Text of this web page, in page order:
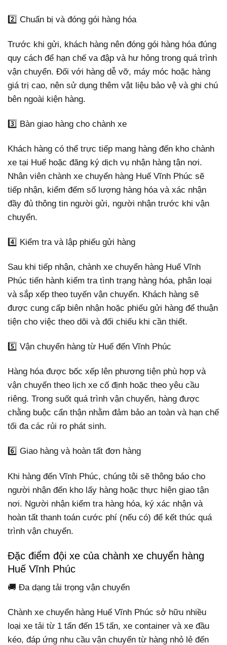
2️⃣ Chuẩn bị và đóng gói hàng hóa
Trước khi gửi, khách hàng nên đóng gói hàng hóa đúng
quy cách để hạn chế va đập và hư hỏng trong quá trình
vận chuyển. Đối với hàng dễ vỡ, máy móc hoặc hàng
giá trị cao, nên sử dụng thêm vật liệu bảo vệ và ghi chú
bên ngoài kiện hàng.
3️⃣ Bàn giao hàng cho chành xe
Khách hàng có thể trực tiếp mang hàng đến kho chành
xe tại Huế hoặc đăng ký dịch vụ nhận hàng tận nơi.
Nhân viên chành xe chuyển hàng Huế Vĩnh Phúc sẽ
tiếp nhận, kiểm đếm số lượng hàng hóa và xác nhận
đầy đủ thông tin người gửi, người nhận trước khi vận
chuyển.
4️⃣ Kiểm tra và lập phiếu gửi hàng
Sau khi tiếp nhận, chành xe chuyển hàng Huế Vĩnh
Phúc tiến hành kiểm tra tình trạng hàng hóa, phân loại
và sắp xếp theo tuyến vận chuyển. Khách hàng sẽ
được cung cấp biên nhận hoặc phiếu gửi hàng để thuận
tiện cho việc theo dõi và đối chiếu khi cần thiết.
5️⃣ Vận chuyển hàng từ Huế đến Vĩnh Phúc
Hàng hóa được bốc xếp lên phương tiện phù hợp và
vận chuyển theo lịch xe cố định hoặc theo yêu cầu
riêng. Trong suốt quá trình vận chuyển, hàng được
chằng buộc cẩn thận nhằm đảm bảo an toàn và hạn chế
tối đa các rủi ro phát sinh.
6️⃣ Giao hàng và hoàn tất đơn hàng
Khi hàng đến Vĩnh Phúc, chúng tôi sẽ thông báo cho
người nhận đến kho lấy hàng hoặc thực hiện giao tận
nơi. Người nhận kiểm tra hàng hóa, ký xác nhận và
hoàn tất thanh toán cước phí (nếu có) để kết thúc quá
trình vận chuyển.
Đặc điểm đội xe của chành xe chuyển hàng
Huế Vĩnh Phúc
🚚 Đa dạng tải trọng vận chuyển
Chành xe chuyển hàng Huế Vĩnh Phúc sở hữu nhiều
loại xe tải từ 1 tấn đến 15 tấn, xe container và xe đầu
kéo, đáp ứng nhu cầu vận chuyển từ hàng nhỏ lẻ đến